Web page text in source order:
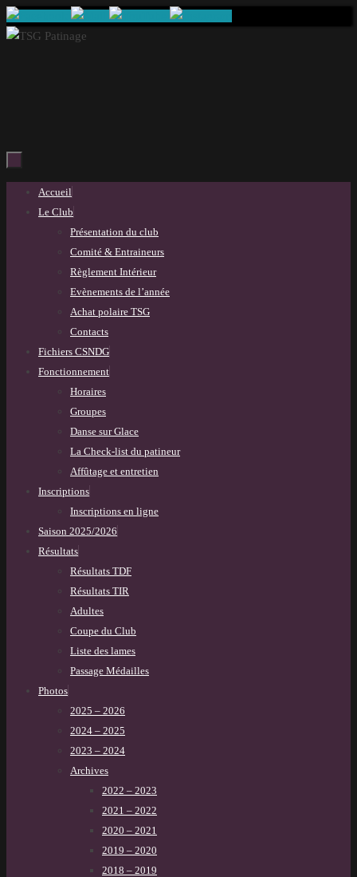
Passer
au
Passer
Accueil
Le Club
Présentation du club
Comité & Entraineurs
Règlement Intérieur
Evènements de l’année
Achat polaire TSG
Contacts
Fichiers CSNDG
Fonctionnement
Horaires
Groupes
Danse sur Glace
La Check-list du patineur
Affûtage et entretien
Inscriptions
Inscriptions en ligne
Saison 2025/2026
Résultats
Résultats TDF
Résultats TIR
Adultes
Coupe du Club
Liste des lames
Passage Médailles
Photos
2025 – 2026
2024 – 2025
2023 – 2024
Archives
2022 – 2023
2021 – 2022
2020 – 2021
2019 – 2020
2018 – 2019